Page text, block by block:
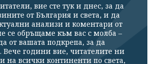
вие сте тук и днес, за да
от България и света, и да
анализи и коментари от
се обръщаме към вас с молба –
от вашата подкрепа, за да
години вие, читателите ни
на всички континенти по света,